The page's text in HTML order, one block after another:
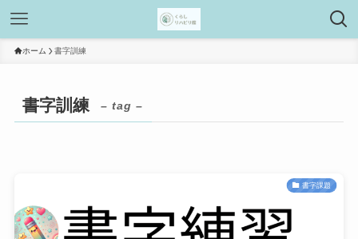
ホーム 書字訓練
書字訓練 – tag –
書字課題